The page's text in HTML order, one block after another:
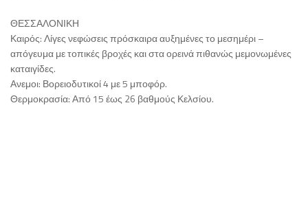
ΘΕΣΣΑΛΟΝΙΚΗ
Καιρός: Λίγες νεφώσεις πρόσκαιρα αυξημένες το μεσημέρι –
απόγευμα με τοπικές βροχές και στα ορεινά πιθανώς μεμονωμένες
καταιγίδες.
Ανεμοι: Βορειοδυτικοί 4 με 5 μποφόρ.
Θερμοκρασία: Από 15 έως 26 βαθμούς Κελσίου.